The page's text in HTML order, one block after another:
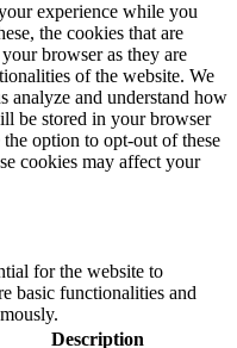
experience while you
the cookies that are
browser as they are
of the website. We
analyze and understand how
be stored in your browser
option to opt-out of these
cookies may affect your
for the website to
basic functionalities and
Description